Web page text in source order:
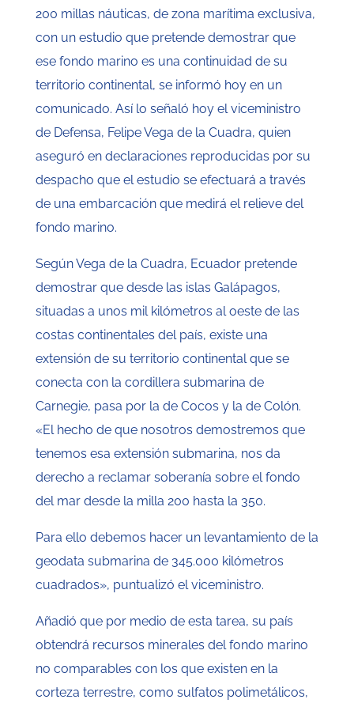
200 millas náuticas, de zona marítima exclusiva,
con un estudio que pretende demostrar que
ese fondo marino es una continuidad de su
territorio continental, se informó hoy en un
comunicado. Así lo señaló hoy el viceministro
de Defensa, Felipe Vega de la Cuadra, quien
aseguró en declaraciones reproducidas por su
despacho que el estudio se efectuará a través
de una embarcación que medirá el relieve del
fondo marino.
Según Vega de la Cuadra, Ecuador pretende
demostrar que desde las islas Galápagos,
situadas a unos mil kilómetros al oeste de las
costas continentales del país, existe una
extensión de su territorio continental que se
conecta con la cordillera submarina de
Carnegie, pasa por la de Cocos y la de Colón.
«El hecho de que nosotros demostremos que
tenemos esa extensión submarina, nos da
derecho a reclamar soberanía sobre el fondo
del mar desde la milla 200 hasta la 350.
Para ello debemos hacer un levantamiento de la
geodata submarina de 345.000 kilómetros
cuadrados», puntualizó el viceministro.
Añadió que por medio de esta tarea, su país
obtendrá recursos minerales del fondo marino
no comparables con los que existen en la
corteza terrestre, como sulfatos polimetálicos,